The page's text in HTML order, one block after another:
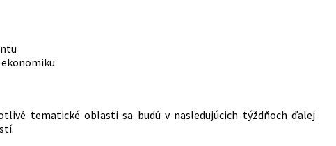
ekonomiku
tematické oblasti sa budú v nasledujúcich týždňoch ďalej